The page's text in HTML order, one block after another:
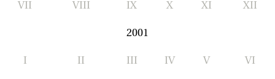
VII VIII IX X XI XII
2001
I II III IV V VI